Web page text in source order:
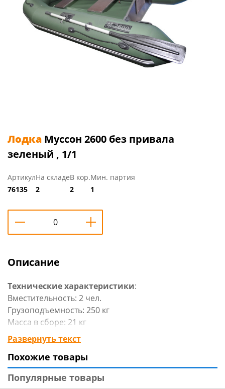
Лодка Муссон 2600 без привала
зеленый , 1/1
Артикул
76135
На складе
2
В кор.
2
Мин. партия
1
Описание
Технические характеристики:
Вместительность: 2 чел.
Грузоподъемность: 250 кг
Масса в сборе: 21 кг
Длина лодки: 2600 мм
Ширина лодки: 1300 мм
Диаметр баллона: 360 мм
Мощность двигателя: 5 л.с.
Насос и весла в комплекте
Развернуть текст
Похожие товары
Популярные товары